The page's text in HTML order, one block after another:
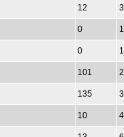
12
0
0
101
135
10